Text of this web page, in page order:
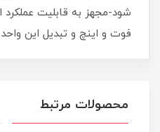
شود-مجهز به قابلیت عملکرد
فوت و اینچ و تبدیل این
محصولات مرتبط